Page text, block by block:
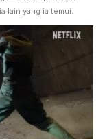
lain yang ia temui.